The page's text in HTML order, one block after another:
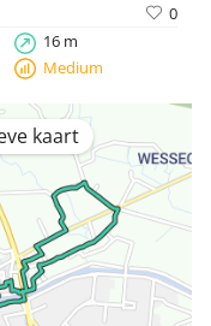
0
16 m
Medium
kaart